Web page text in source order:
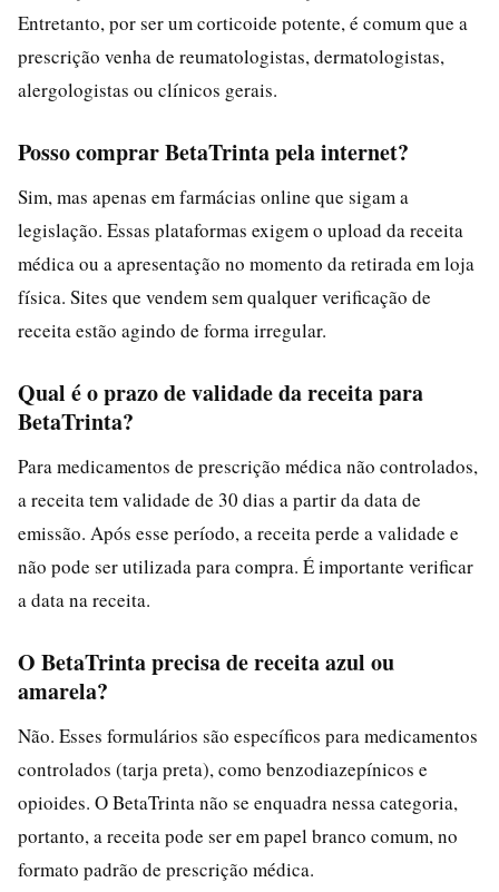
Entretanto, por ser um corticoide potente, é comum que a
prescrição venha de reumatologistas, dermatologistas,
alergologistas ou clínicos gerais.
Posso comprar BetaTrinta pela internet?
Sim, mas apenas em farmácias online que sigam a
legislação. Essas plataformas exigem o upload da receita
médica ou a apresentação no momento da retirada em loja
física. Sites que vendem sem qualquer verificação de
receita estão agindo de forma irregular.
Qual é o prazo de validade da receita para
BetaTrinta?
Para medicamentos de prescrição médica não controlados,
a receita tem validade de 30 dias a partir da data de
emissão. Após esse período, a receita perde a validade e
não pode ser utilizada para compra. É importante verificar
a data na receita.
O BetaTrinta precisa de receita azul ou
amarela?
Não. Esses formulários são específicos para medicamentos
controlados (tarja preta), como benzodiazepínicos e
opioides. O BetaTrinta não se enquadra nessa categoria,
portanto, a receita pode ser em papel branco comum, no
formato padrão de prescrição médica.